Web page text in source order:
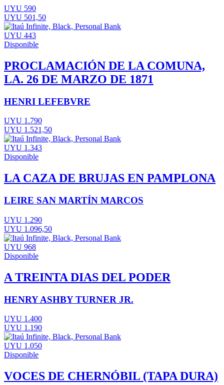
UYU 590
UYU 501,50
UYU 443
Disponible
PROCLAMACIÓN DE LA COMUNA,
LA. 26 DE MARZO DE 1871
HENRI LEFEBVRE
UYU 1.790
UYU 1.521,50
UYU 1.343
Disponible
LA CAZA DE BRUJAS EN PAMPLONA
LEIRE SAN MARTÍN MARCOS
UYU 1.290
UYU 1.096,50
UYU 968
Disponible
A TREINTA DIAS DEL PODER
HENRY ASHBY TURNER JR.
UYU 1.400
UYU 1.190
UYU 1.050
Disponible
VOCES DE CHERNÓBIL (TAPA DURA)